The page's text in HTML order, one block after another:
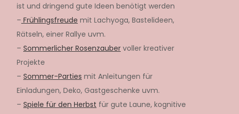
ist und dringend gute Ideen benötigt werden
– Frühlingsfreude mit Lachyoga, Bastelideen,
Rätseln, einer Rallye uvm.
– Sommerlicher Rosenzauber voller kreativer
Projekte
– Sommer-Parties mit Anleitungen für
Einladungen, Deko, Gastgeschenke uvm.
– Spiele für den Herbst für gute Laune, kognitive